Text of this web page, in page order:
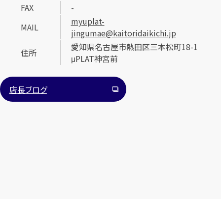
FAX
-
MAIL
myuplat-
jingumae@kaitoridaikichi.jp
住所
愛知県名古屋市熱田区三本松町18-1
μPLAT神宮前
店長ブログ